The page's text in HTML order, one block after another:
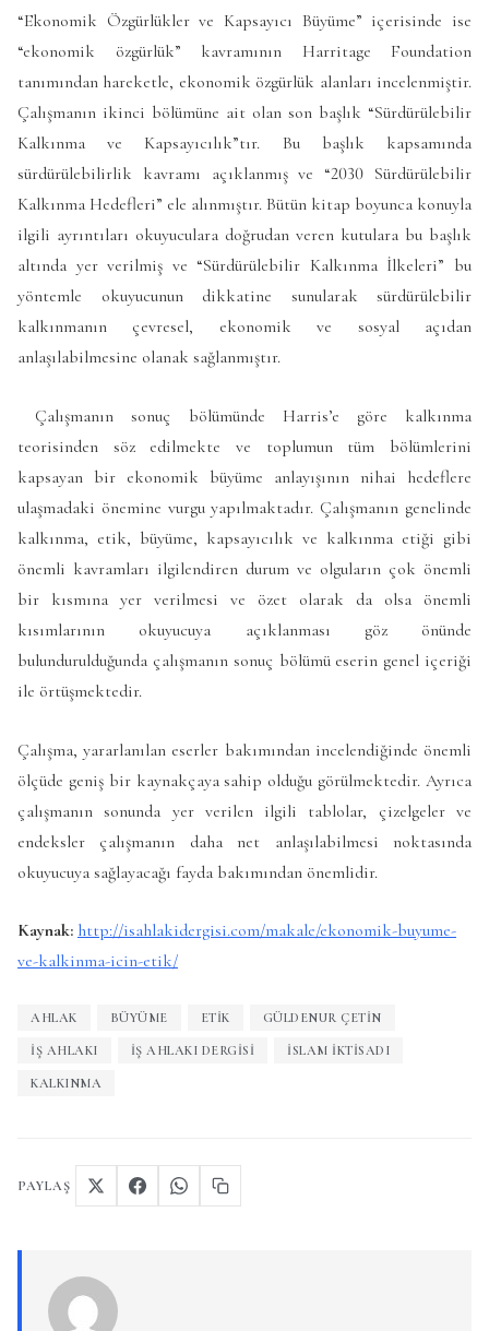
“Ekonomik Özgürlükler ve Kapsayıcı Büyüme” içerisinde ise
“ekonomik özgürlük” kavramının Harritage Foundation
tanımından hareketle, ekonomik özgürlük alanları incelenmiştir.
Çalışmanın ikinci bölümüne ait olan son başlık “Sürdürülebilir
Kalkınma ve Kapsayıcılık”tır. Bu başlık kapsamında
sürdürülebilirlik kavramı açıklanmış ve “2030 Sürdürülebilir
Kalkınma Hedefleri” ele alınmıştır. Bütün kitap boyunca konuyla
ilgili ayrıntıları okuyuculara doğrudan veren kutulara bu başlık
altında yer verilmiş ve “Sürdürülebilir Kalkınma İlkeleri” bu
yöntemle okuyucunun dikkatine sunularak sürdürülebilir
kalkınmanın çevresel, ekonomik ve sosyal açıdan
anlaşılabilmesine olanak sağlanmıştır.
Çalışmanın sonuç bölümünde Harris’e göre kalkınma
teorisinden söz edilmekte ve toplumun tüm bölümlerini
kapsayan bir ekonomik büyüme anlayışının nihai hedeflere
ulaşmadaki önemine vurgu yapılmaktadır. Çalışmanın genelinde
kalkınma, etik, büyüme, kapsayıcılık ve kalkınma etiği gibi
önemli kavramları ilgilendiren durum ve olguların çok önemli
bir kısmına yer verilmesi ve özet olarak da olsa önemli
kısımlarının okuyucuya açıklanması göz önünde
bulundurulduğunda çalışmanın sonuç bölümü eserin genel içeriği
ile örtüşmektedir.
Çalışma, yararlanılan eserler bakımından incelendiğinde önemli
ölçüde geniş bir kaynakçaya sahip olduğu görülmektedir. Ayrıca
çalışmanın sonunda yer verilen ilgili tablolar, çizelgeler ve
endeksler çalışmanın daha net anlaşılabilmesi noktasında
okuyucuya sağlayacağı fayda bakımından önemlidir.
Kaynak: http://isahlakidergisi.com/makale/ekonomik-buyume-
ve-kalkinma-icin-etik/
AHLAK BÜYÜME ETIK GÜLDENUR ÇETIN
İŞ AHLAKI IŞ AHLAKI DERGISI ISLAM IKTISADI
KALKINMA
PAYLAŞ